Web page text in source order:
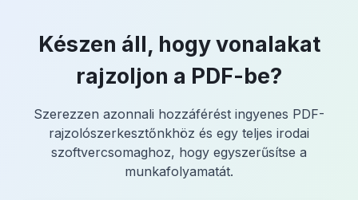
Készen áll, hogy vonalakat
rajzoljon a PDF-be?
Szerezzen azonnali hozzáférést ingyenes PDF-
rajzolószerkesztőnkhöz és egy teljes irodai
szoftvercsomaghoz, hogy egyszerűsítse a
munkafolyamatát.